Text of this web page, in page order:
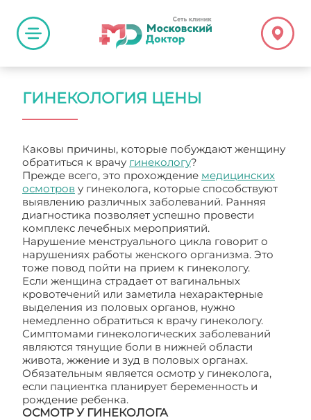
ГИНЕКОЛОГИЯ ЦЕНЫ
Каковы причины, которые побуждают женщину
обратиться к врачу гинекологу?
Прежде всего, это прохождение медицинских
осмотров у гинеколога, которые способствуют
выявлению различных заболеваний. Ранняя
диагностика позволяет успешно провести
комплекс лечебных мероприятий.
Нарушение менструального цикла говорит о
нарушениях работы женского организма. Это
тоже повод пойти на прием к гинекологу.
Если женщина страдает от вагинальных
кровотечений или заметила нехарактерные
выделения из половых органов, нужно
немедленно обратиться к врачу гинекологу.
Симптомами гинекологических заболеваний
являются тянущие боли в нижней области
живота, жжение и зуд в половых органах.
Обязательным является осмотр у гинеколога,
если пациентка планирует беременность и
рождение ребенка.
ОСМОТР У ГИНЕКОЛОГА